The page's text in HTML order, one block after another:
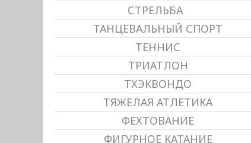
СТРЕЛЬБА
ТАНЦЕВАЛЬНЫЙ СПОРТ
ТЕННИС
ТРИАТЛОН
ТХЭКВОНДО
ТЯЖЕЛАЯ АТЛЕТИКА
ФЕХТОВАНИЕ
ФИГУРНОЕ КАТАНИЕ